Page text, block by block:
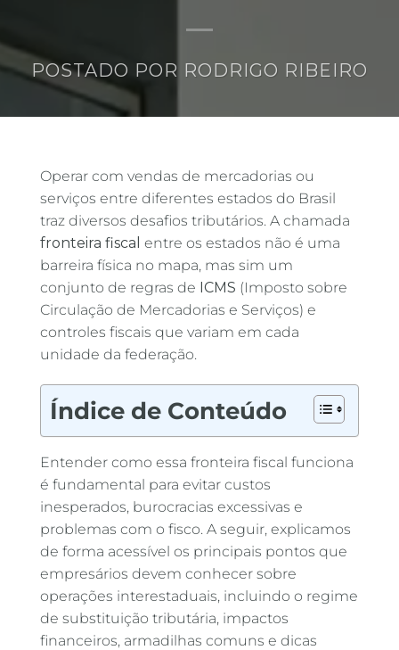
POSTADO POR RODRIGO RIBEIRO
Operar com vendas de mercadorias ou
serviços entre diferentes estados do Brasil
traz diversos desafios tributários. A chamada
fronteira fiscal entre os estados não é uma
barreira física no mapa, mas sim um
conjunto de regras de ICMS (Imposto sobre
Circulação de Mercadorias e Serviços) e
controles fiscais que variam em cada
unidade da federação.
Índice de Conteúdo
Entender como essa fronteira fiscal funciona
é fundamental para evitar custos
inesperados, burocracias excessivas e
problemas com o fisco. A seguir, explicamos
de forma acessível os principais pontos que
empresários devem conhecer sobre
operações interestaduais, incluindo o regime
de substituição tributária, impactos
financeiros, armadilhas comuns e dicas